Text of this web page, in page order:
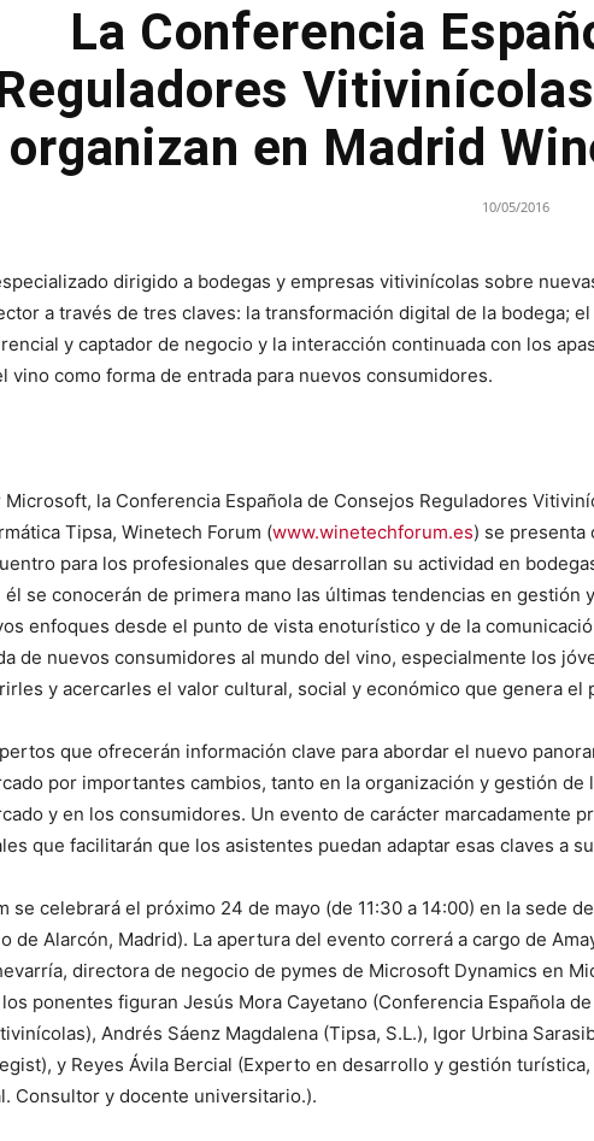
La Conferencia
organizan en Madrid
10/05/2016
dirigido a bodegas y empresas vitivinícolas sobre
a través de tres claves: la transformación digital de la bodega;
y captador de negocio y la interacción continuada con los
vino como forma de entrada para nuevos consumidores.
Microsoft, la Conferencia Española de Consejos Reguladores
Tipsa, Winetech Forum (www.winetechforum.es) se presenta
para los profesionales que desarrollan su actividad en
se conocerán de primera mano las últimas tendencias en gestión
enfoques desde el punto de vista enoturístico y de la
de nuevos consumidores al mundo del vino, especialmente los
y acercarles el valor cultural, social y económico que genera el
que ofrecerán información clave para abordar el nuevo
por importantes cambios, tanto en la organización y gestión de
y en los consumidores. Un evento de carácter marcadamente
que facilitarán que los asistentes puedan adaptar esas claves a
se celebrará el próximo 24 de mayo (de 11:30 a 14:00) en la sede
de Alarcón, Madrid). La apertura del evento correrá a cargo de
directora de negocio de pymes de Microsoft Dynamics en
ponentes figuran Jesús Mora Cayetano (Conferencia Española
Andrés Sáenz Magdalena (Tipsa, S.L.), Igor Urbina
y Reyes Ávila Bercial (Experto en desarrollo y gestión
Consultor y docente universitario.).